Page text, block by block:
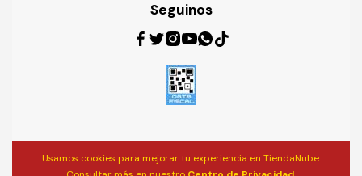
Seguinos
Usamos cookies para mejorar tu experiencia en TiendaNube.